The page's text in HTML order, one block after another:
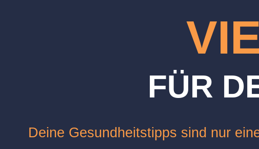
FÜR
Deine Gesundheitstipps sind nur